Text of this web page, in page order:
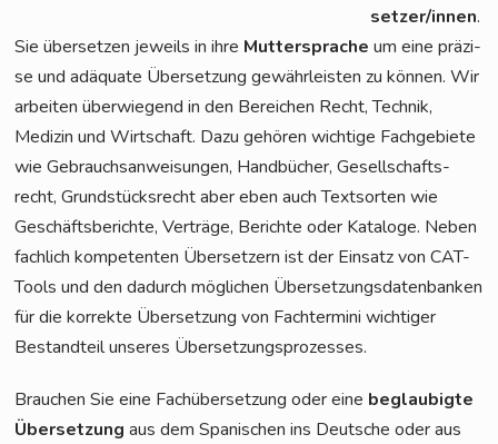
set­zer/in­nen.
Sie über­set­zen jeweils in ihre Mut­ter­spra­che um eine prä­zi­
se und adäqua­te Über­set­zung gewähr­leis­ten zu kön­nen. Wir
arbei­ten über­wie­gend in den Berei­chen Recht, Tech­nik,
Medi­zin und Wirt­schaft. Dazu gehö­ren wich­ti­ge Fach­ge­bie­te
wie Gebrauchs­an­wei­sun­gen, Hand­bü­cher, Gesell­schafts­
recht, Grund­stücks­recht aber eben auch Text­sor­ten wie
Geschäfts­be­rich­te, Ver­trä­ge, Berich­te oder Kata­lo­ge. Neben
fach­lich kom­pe­ten­ten Über­set­zern ist der Ein­satz von CAT-
Tools und den dadurch mög­li­chen Über­set­zungs­da­ten­ban­ken
für die kor­rek­te Über­set­zung von Fach­ter­mi­ni wich­ti­ger
Bestand­teil unse­res Übersetzungsprozesses.
Brau­chen Sie eine Fach­über­set­zung oder eine beglau­big­te
Über­set­zung aus dem Spa­ni­schen ins Deut­sche oder aus